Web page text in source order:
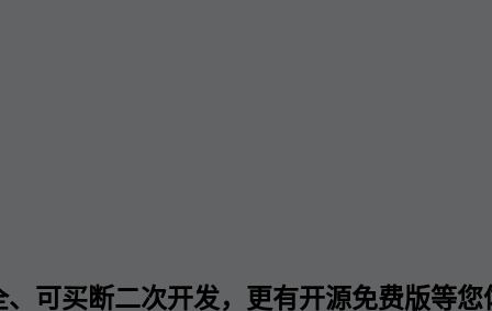
可买断二次开发，更有开源免费版等您